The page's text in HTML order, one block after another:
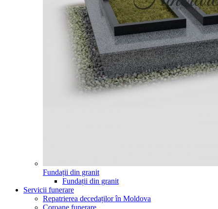
Fundații din granit
Fundații din granit
Servicii funerare
Repatrierea decedaților în Moldova
Coroane funerare